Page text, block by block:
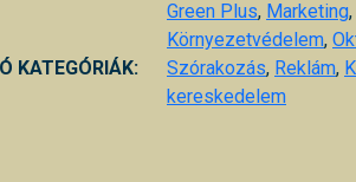
Green Plus, Marketing,
Környezetvédelem,
KATEGÓRIÁK:
Szórakozás, Reklám,
kereskedelem